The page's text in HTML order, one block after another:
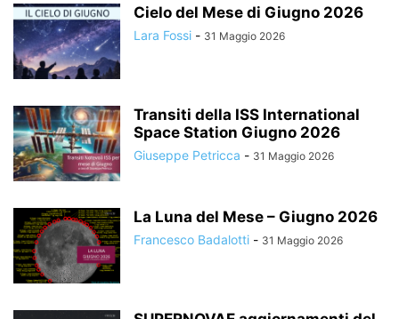
Cielo del Mese di Giugno 2026
Lara Fossi - 31 Maggio 2026
Transiti della ISS International
Space Station Giugno 2026
Giuseppe Petricca - 31 Maggio 2026
La Luna del Mese – Giugno 2026
Francesco Badalotti - 31 Maggio 2026